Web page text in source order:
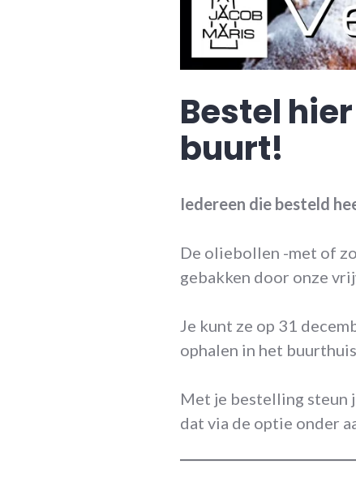
Bestel
buurt!
Iedereen die besteld
De oliebollen -met of
gebakken door onze
Je kunt ze op 31
ophalen in het
Met je bestelling steun
dat via de optie onder